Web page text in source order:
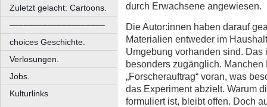
Zuletzt gelacht: Cartoons.
––––––––––––––––––––
choices Geschichte.
Verlosungen.
Jobs.
Kulturlinks
durch Erwachsene angewiesen.
Die Autor:innen haben darauf
Materialien entweder im
Umgebung vorhanden sind. Das
besonders zugänglich.
„Forscherauftrag“ voran, was
das Experiment abzielt. Warum
formuliert ist, bleibt offen. Doch